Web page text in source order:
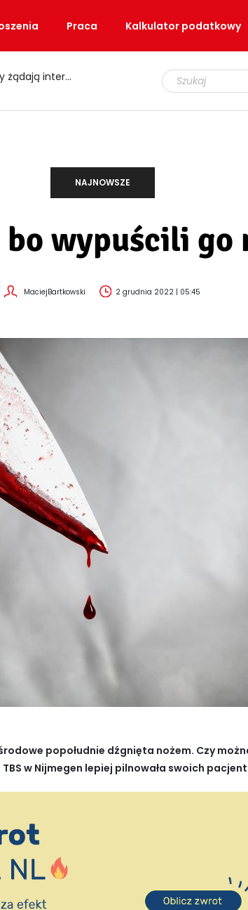
Praca Kalkulator podatkowy
organizm
NAJNOWSZE
wypuścili go
MaciejBartkowski 2 grudnia 2022 | 05:45
popołudnie dźgnięta nożem. Czy
w Nijmegen lepiej pilnowała swoich